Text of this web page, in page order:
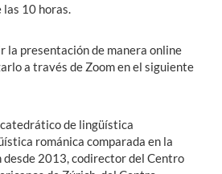
10 horas.
la presentación de manera online
a través de Zoom en el siguiente
de lingüística
románica comparada en la
desde 2013, codirector del Centro